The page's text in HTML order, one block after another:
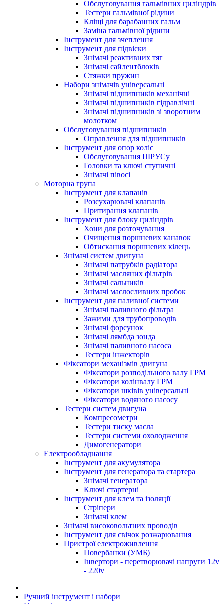
Обслуговування гальмівних циліндрів
Тестери гальмівної рідини
Кліщі для барабанних гальм
Заміна гальмівної рідини
Інструмент для зчеплення
Інструмент для підвіски
Знімачі реактивних тяг
Знімачі сайлентблоків
Стяжки пружин
Набори знімачів універсальні
Знімачі підшипників механічні
Знімачі підшипників гідравлічні
Знімачі підшипників зі зворотним
молотком
Обслуговування підшипників
Оправлення для підшипників
Інструмент для опор коліс
Обслуговування ШРУСу
Головки та ключі ступичні
Знімачі півосі
Моторна група
Інструмент для клапанів
Розсухарювачі клапанів
Притирання клапанів
Інструмент для блоку циліндрів
Хони для розточування
Очищення поршневих канавок
Обтискання поршневих кілець
Знімачі систем двигуна
Знімачі патрубків радіатора
Знімачі масляних фільтрів
Знімачі сальників
Знімачі маслосливних пробок
Інструмент для паливної системи
Знімачі паливного фільтра
Зажими для трубопроводів
Знімачі форсунок
Знімачі лямбда зонда
Знімачі паливного насоса
Тестери інжекторів
Фіксатори механізмів двигуна
Фіксатори розподільного валу ГРМ
Фіксатори колінвалу ГРМ
Фіксатори шківів універсальні
Фіксатори водяного насосу
Тестери систем двигуна
Компресометри
Тестери тиску масла
Тестери системи охолодження
Димогенератори
Електрообладнання
Інструмент для акумулятора
Інструмент для генератора та стартера
Знімачі генератора
Ключі стартерні
Інструмент для клем та ізоляції
Стріпери
Знімачі клем
Знімачі високовольтних проводів
Інструмент для свічок розжарювання
Пристрої електроживлення
Повербанки (УМБ)
Інвертори - перетворювачі напруги 12v
- 220v
Ручний інструмент і набори